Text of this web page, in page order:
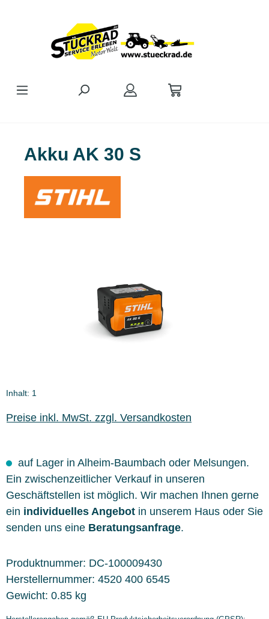
Akku AK 30 S
Inhalt: 1
Preise inkl. MwSt. zzgl. Versandkosten
auf Lager in Alheim-Baumbach oder Melsungen.
Ein zwischenzeitlicher Verkauf in unseren
Geschäftstellen ist möglich. Wir machen Ihnen gerne
ein individuelles Angebot in unserem Haus oder Sie
senden uns eine Beratungsanfrage.
Produktnummer: DC-100009430
Herstellernummer: 4520 400 6545
Gewicht: 0.85 kg